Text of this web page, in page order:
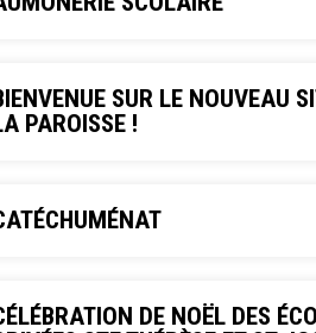
SUR LE NOUVEAU
PAROISSE !
DE NOËL DES